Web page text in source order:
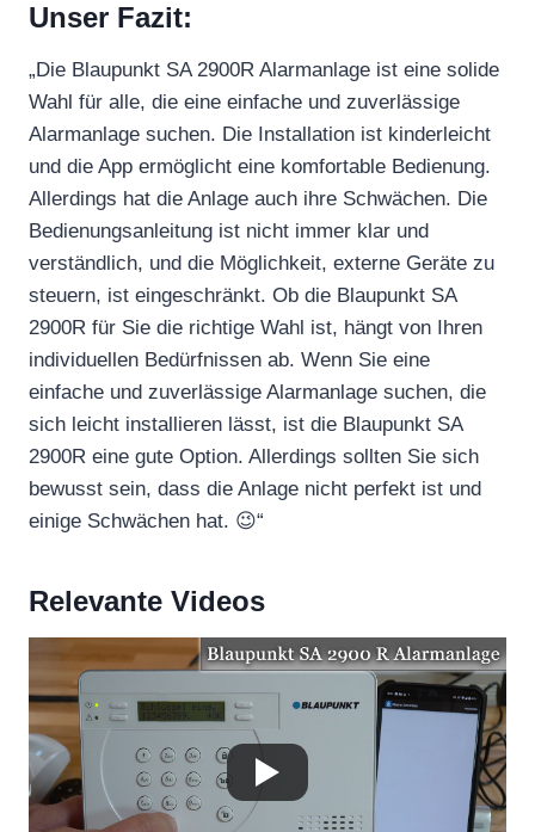
Unser Fazit:
„Die Blaupunkt SA 2900R Alarmanlage ist eine solide
Wahl für alle, die eine einfache und zuverlässige
Alarmanlage suchen. Die Installation ist kinderleicht
und die App ermöglicht eine komfortable Bedienung.
Allerdings hat die Anlage auch ihre Schwächen. Die
Bedienungsanleitung ist nicht immer klar und
verständlich, und die Möglichkeit, externe Geräte zu
steuern, ist eingeschränkt. Ob die Blaupunkt SA
2900R für Sie die richtige Wahl ist, hängt von Ihren
individuellen Bedürfnissen ab. Wenn Sie eine
einfache und zuverlässige Alarmanlage suchen, die
sich leicht installieren lässt, ist die Blaupunkt SA
2900R eine gute Option. Allerdings sollten Sie sich
bewusst sein, dass die Anlage nicht perfekt ist und
einige Schwächen hat. 😉“
Relevante Videos